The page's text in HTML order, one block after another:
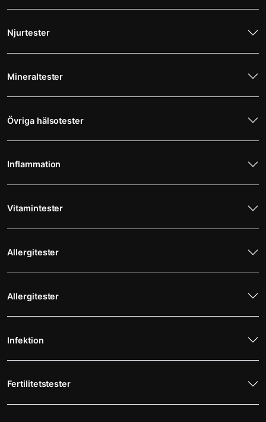
Njurtester
Mineraltester
Övriga hälsotester
Inflammation
Vitamintester
Allergitester
Allergitester
Infektion
Fertilitetstester